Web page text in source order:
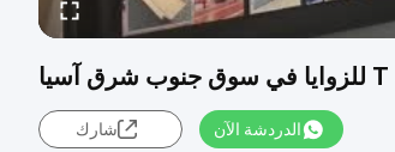
الدردشة الآن شارك